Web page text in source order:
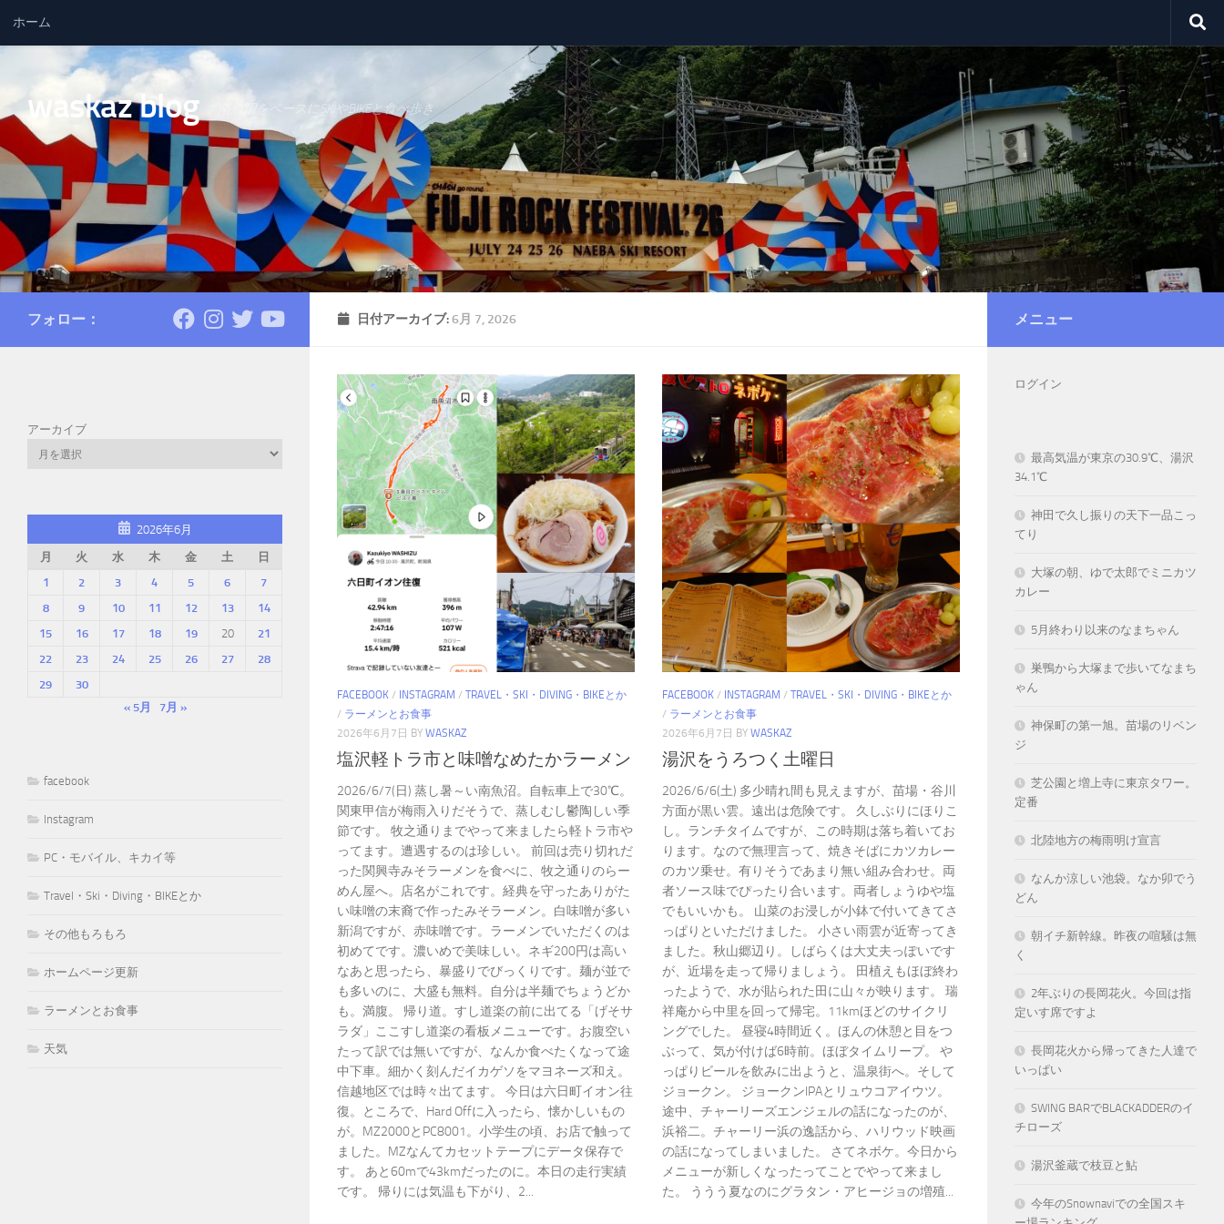
コンテンツへスキップ
ホーム
waskaz blog 南魚沼をベースにSKIやBIKEと食べ歩き
日付アーカイブ:6月 7, 2026
FACEBOOK / INSTAGRAM / TRAVEL・SKI・DIVING・BIKEとか
/ ラーメンとお食事
2026年6月7日 BY WASKAZ
塩沢軽トラ市と味噌なめたかラーメン
2026/6/7(日) 蒸し暑～い南魚沼。自転車上で30℃。
関東甲信が梅雨入りだそうで、蒸しむし鬱陶しい季
節です。 牧之通りまでやって来ましたら軽トラ市や
ってます。遭遇するのは珍しい。 前回は売り切れだ
った関興寺みそラーメンを食べに、牧之通りのらー
めん屋へ。店名がこれです。経典を守ったありがた
い味噌の末裔で作ったみそラーメン。白味噌が多い
新潟ですが、赤味噌です。ラーメンでいただくのは
初めてです。濃いめで美味しい。ネギ200円は高い
なあと思ったら、暴盛りでびっくりです。麺が並で
も多いのに、大盛も無料。自分は半麺でちょうどか
も。満腹。 帰り道。すし道楽の前に出てる「げそサ
ラダ」ここすし道楽の看板メニューです。お腹空い
たって訳では無いですが、なんか食べたくなって途
中下車。細かく刻んだイカゲソをマヨネーズ和え。
信越地区では時々出てます。 今日は六日町イオン往
復。ところで、Hard Offに入ったら、懐かしいもの
が。MZ2000とPC8001。小学生の頃、お店で触って
ました。MZなんてカセットテープにデータ保存で
す。 あと60mで43kmだったのに。本日の走行実績
です。 帰りには気温も下がり、2...
FACEBOOK / INSTAGRAM / TRAVEL・SKI・DIVING・BIKEとか
/ ラーメンとお食事
2026年6月7日 BY WASKAZ
湯沢をうろつく土曜日
2026/6/6(土) 多少晴れ間も見えますが、苗場・谷川
方面が黒い雲。遠出は危険です。 久しぶりにほりこ
し。ランチタイムですが、この時期は落ち着いてお
ります。なので無理言って、焼きそばにカツカレー
のカツ乗せ。有りそうであまり無い組み合わせ。両
者ソース味でぴったり合います。両者しょうゆや塩
でもいいかも。 山菜のお浸しが小鉢で付いてきてさ
っぱりといただけました。 小さい雨雲が近寄ってき
ました。秋山郷辺り。しばらくは大丈夫っぽいです
が、近場を走って帰りましょう。 田植えもほぼ終わ
ったようで、水が貼られた田に山々が映ります。 瑞
祥庵から中里を回って帰宅。11kmほどのサイクリ
ングでした。 昼寝4時間近く。ほんの休憩と目をつ
ぶって、気が付けば6時前。ほぼタイムリープ。 や
っぱりビールを飲みに出ようと、温泉街へ。そして
ジョークン。 ジョークンIPAとリュウコアイウツ。
途中、チャーリーズエンジェルの話になったのが、
浜裕二。チャーリー浜の逸話から、ハリウッド映画
の話になってしまいました。 さてネボケ。今日から
メニューが新しくなったってことでやって来まし
た。 ううう夏なのにグラタン・アヒージョの増殖...
フォロー：
アーカイブ
2026年6月
月
火 水 木 金 土
日
1
2 3 4 5 6
7
8
9 10 11 12 13
14
15
16 17 18 19 20
21
22
23 24 25 26 27
28
29
30
« 5月
7月 »
facebook
Instagram
PC・モバイル、キカイ等
Travel・Ski・Diving・BIKEとか
その他もろもろ
ホームページ更新
ラーメンとお食事
天気
メニュー
ログイン
最高気温が東京の30.9℃、湯沢
34.1℃
神田で久し振りの天下一品こっ
てり
大塚の朝、ゆで太郎でミニカツ
カレー
5月終わり以来のなまちゃん
巣鴨から大塚まで歩いてなまち
ゃん
神保町の第一旭。苗場のリベン
ジ
芝公園と増上寺に東京タワー。
定番
北陸地方の梅雨明け宣言
なんか涼しい池袋。なか卯でう
どん
朝イチ新幹線。昨夜の喧騒は無
く
2年ぶりの長岡花火。今回は指
定いす席ですよ
長岡花火から帰ってきた人達で
いっぱい
SWING BARでBLACKADDERのイ
チローズ
湯沢釜蔵で枝豆と鮎
今年のSnownaviでの全国スキ